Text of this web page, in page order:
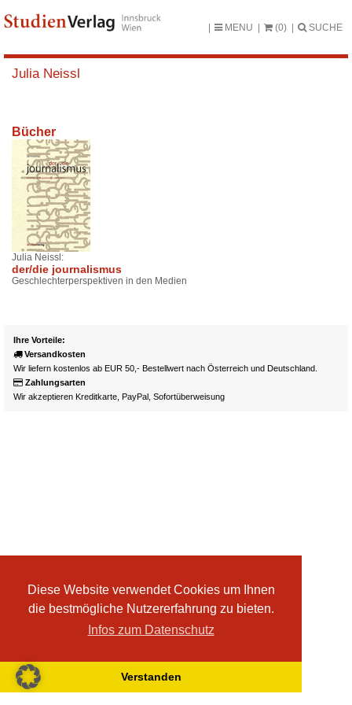
Diese Website verwendet Cookies um Ihnen
die bestmögliche Nutzererfahrung zu bieten.
Infos zum Datenschutz
Verstanden
MENU (0) SUCHE
Julia Neissl
Bücher
Julia Neissl:
der/die journalismus
Geschlechterperspektiven in den Medien
Ihre Vorteile:
Versandkosten
Wir liefern kostenlos ab EUR 50,- Bestellwert nach Österreich und Deutschland.
Zahlungsarten
Wir akzeptieren Kreditkarte, PayPal, Sofortüberweisung